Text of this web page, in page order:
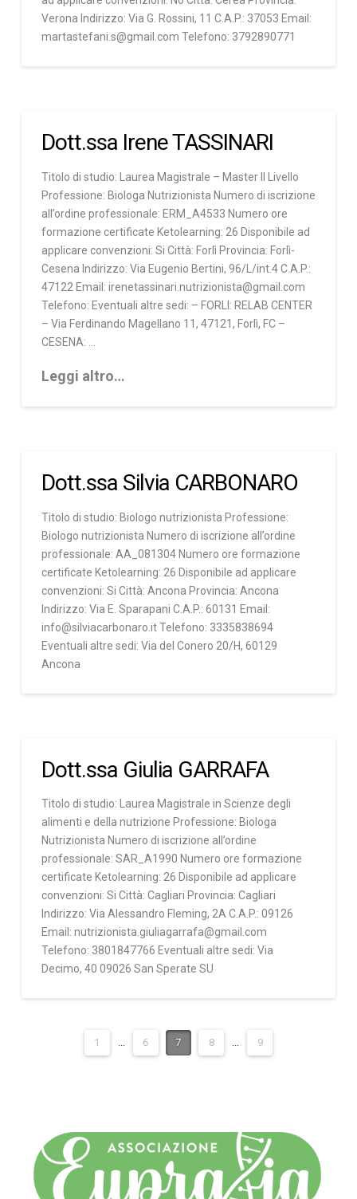
Verona Indirizzo: Via G. Rossini, 11 C.A.P.: 37053 Email:
martastefani.s@gmail.com Telefono: 3792890771
Dott.ssa Irene TASSINARI
Titolo di studio: Laurea Magistrale – Master II Livello
Professione: Biologa Nutrizionista Numero di iscrizione
all’ordine professionale: ERM_A4533 Numero ore
formazione certificate Ketolearning: 26 Disponibile ad
applicare convenzioni: Si Città: Forlì Provincia: Forlì-
Cesena Indirizzo: Via Eugenio Bertini, 96/L/int.4 C.A.P.:
47122 Email: irenetassinari.nutrizionista@gmail.com
Telefono: Eventuali altre sedi: – FORLI: RELAB CENTER
– Via Ferdinando Magellano 11, 47121, Forlì, FC –
CESENA: …
Leggi altro…
Dott.ssa Silvia CARBONARO
Titolo di studio: Biologo nutrizionista Professione:
Biologo nutrizionista Numero di iscrizione all’ordine
professionale: AA_081304 Numero ore formazione
certificate Ketolearning: 26 Disponibile ad applicare
convenzioni: Si Città: Ancona Provincia: Ancona
Indirizzo: Via E. Sparapani C.A.P.: 60131 Email:
info@silviacarbonaro.it Telefono: 3335838694
Eventuali altre sedi: Via del Conero 20/H, 60129
Ancona
Dott.ssa Giulia GARRAFA
Titolo di studio: Laurea Magistrale in Scienze degli
alimenti e della nutrizione Professione: Biologa
Nutrizionista Numero di iscrizione all’ordine
professionale: SAR_A1990 Numero ore formazione
certificate Ketolearning: 26 Disponibile ad applicare
convenzioni: Si Città: Cagliari Provincia: Cagliari
Indirizzo: Via Alessandro Fleming, 2A C.A.P.: 09126
Email: nutrizionista.giuliagarrafa@gmail.com
Telefono: 3801847766 Eventuali altre sedi: Via
Decimo, 40 09026 San Sperate SU
1 ... 6 7 8 ... 9